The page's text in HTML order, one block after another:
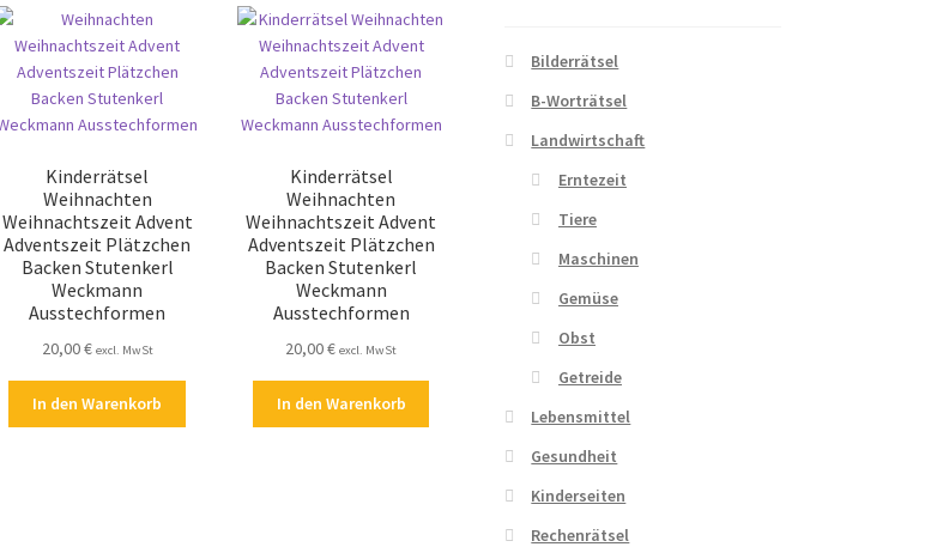
Kinderrätsel
Weihnachten
Weihnachtszeit Advent
Adventszeit Plätzchen
Backen Stutenkerl
Weckmann
Ausstechformen
20,00€ excl. MwSt
In den Warenkorb
Kinderrätsel
Weihnachten
Weihnachtszeit Advent
Adventszeit Plätzchen
Backen Stutenkerl
Weckmann
Ausstechformen
20,00€ excl. MwSt
In den Warenkorb
Bilderrätsel
B-Worträtsel
Landwirtschaft
Erntezeit
Tiere
Maschinen
Gemüse
Obst
Getreide
Lebensmittel
Gesundheit
Kinderseiten
Rechenrätsel